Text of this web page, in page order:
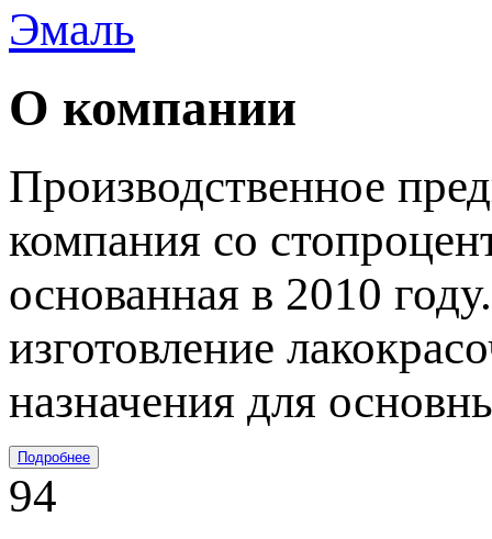
Эмаль
О компании
Производственное
компания со
основанная в 2010
изготовление
назначения для
Подробнее
94